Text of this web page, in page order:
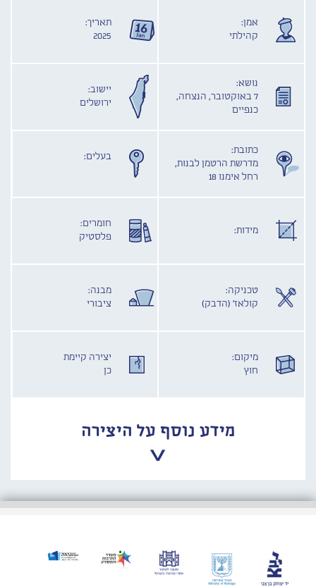
אמן:
קהילתי
תאריך:
2025
נושא:
7 באוקטובר, הנצחה,
כנפיים
יישוב:
ירושלים
כתובת:
מדרשת הרטמן לבנות,
רחל אימנו 18
בעלים:
מידות:
חומרים:
פלסטיק
טכניקה:
קולאז' (הדבק)
מבנה:
ציבורי
מיקום:
חוץ
יצירה קיימת
כן
מידע נוסף על היצירה